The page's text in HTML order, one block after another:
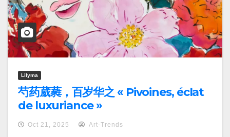
Lilyma
芍药葳蕤，百岁华之 « Pivoines, éclat
de luxuriance »
Oct 21, 2025 Art-Trends